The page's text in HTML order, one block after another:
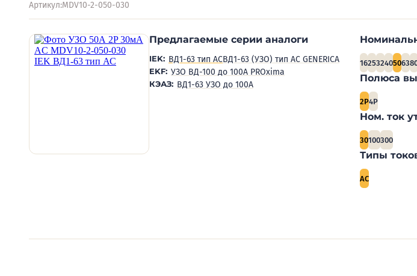
Артикул:MDV10-2-050-030
Предлагаемые серии аналоги
IEK: ВД1-63 тип АСВД1-63 (УЗО) тип AC GENERICA
EKF: УЗО ВД-100 до 100А PROxima
КЭАЗ: ВД1-63 УЗО до 100А
162532405063
Полюса
2P4P
Ном. ток
30100300
Типы
AC